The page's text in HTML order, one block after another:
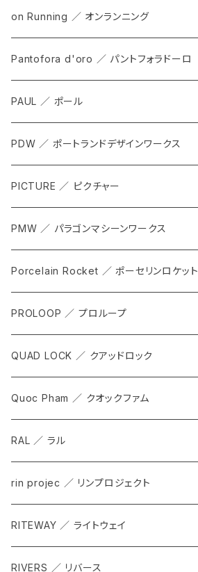
on Running ／ オンランニング
ALL
SHOES
APPAREL
ACCESSORIES
Pantofora d'oro ／ パントフォラドーロ
PAUL ／ ポール
PDW ／ ポートランドデザインワークス
ALL
CARRIER & RACKS
COCKPIT
TOOL
PICTURE ／ ピクチャー
PMW ／ パラゴンマシーンワークス
Porcelain Rocket ／ ポーセリンロケット
PROLOOP ／ プロループ
QUAD LOCK ／ クアッドロック
Quoc Pham ／ クオックファム
RAL ／ ラル
rin projec ／ リンプロジェクト
RITEWAY ／ ライトウェイ
RIVERS ／ リバース